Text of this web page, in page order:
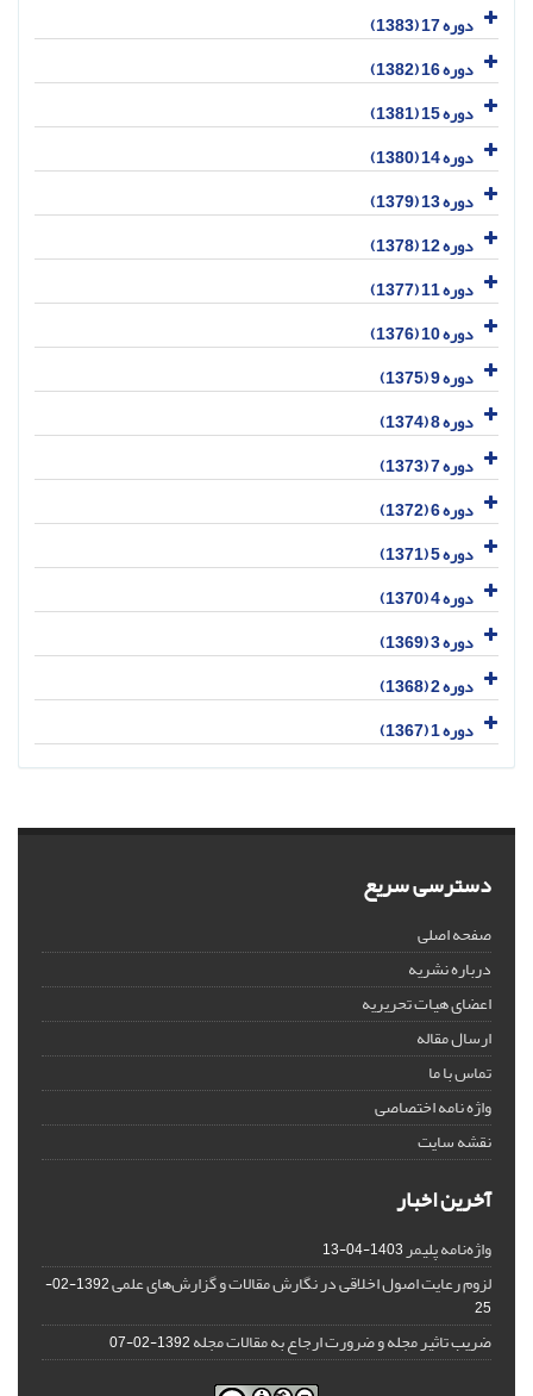
دوره 17 (1383)
دوره 16 (1382)
دوره 15 (1381)
دوره 14 (1380)
دوره 13 (1379)
دوره 12 (1378)
دوره 11 (1377)
دوره 10 (1376)
دوره 9 (1375)
دوره 8 (1374)
دوره 7 (1373)
دوره 6 (1372)
دوره 5 (1371)
دوره 4 (1370)
دوره 3 (1369)
دوره 2 (1368)
دوره 1 (1367)
دسترسی سریع
صفحه اصلی
درباره نشریه
اعضای هیات تحریریه
ارسال مقاله
تماس با ما
واژه نامه اختصاصی
نقشه سایت
آخرین اخبار
واژه‌نامه پلیمر1403-04-13
لزوم رعایت اصول اخلاقی در نگارش مقالات و گزارش‌‌های علمی
1392-02-
25
ضریب تاثیر مجله و ضرورت ارجاع به مقالات مجله1392-02-07